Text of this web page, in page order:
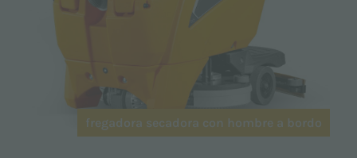
fregadora secadora con hombre a bordo